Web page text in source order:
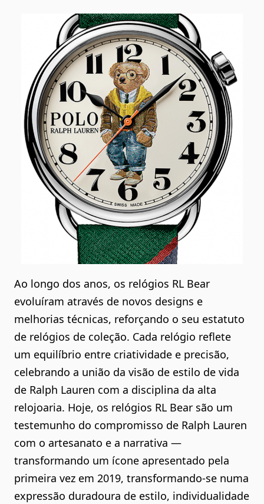
Ao longo dos anos, os relógios RL Bear
evoluíram através de novos designs e
melhorias técnicas, reforçando o seu estatuto
de relógios de coleção. Cada relógio reflete
um equilíbrio entre criatividade e precisão,
celebrando a união da visão de estilo de vida
de Ralph Lauren com a disciplina da alta
relojoaria. Hoje, os relógios RL Bear são um
testemunho do compromisso de Ralph Lauren
com o artesanato e a narrativa —
transformando um ícone apresentado pela
primeira vez em 2019, transformando-se numa
expressão duradoura de estilo, individualidade